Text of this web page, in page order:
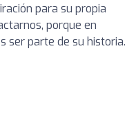
para su propia
porque en
ser parte de su historia.